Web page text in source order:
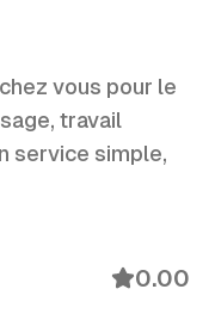
vous pour le
travail
service simple,
0.00